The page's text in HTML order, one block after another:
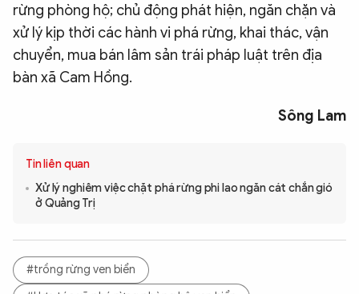
rừng phòng hộ; chủ động phát hiện, ngăn chặn và
xử lý kịp thời các hành vi phá rừng, khai thác, vận
chuyển, mua bán lâm sản trái pháp luật trên địa
bàn xã Cam Hồng.
Sông Lam
Tin liên quan
Xử lý nghiêm việc chặt phá rừng phi lao ngăn cát chắn gió
ở Quảng Trị
#trồng rừng ven biển